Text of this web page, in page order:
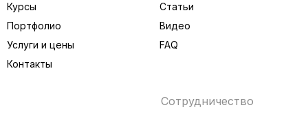
Курсы
Портфолио
Услуги и цены
Контакты
Статьи
Видео
FAQ
Сотрудничество